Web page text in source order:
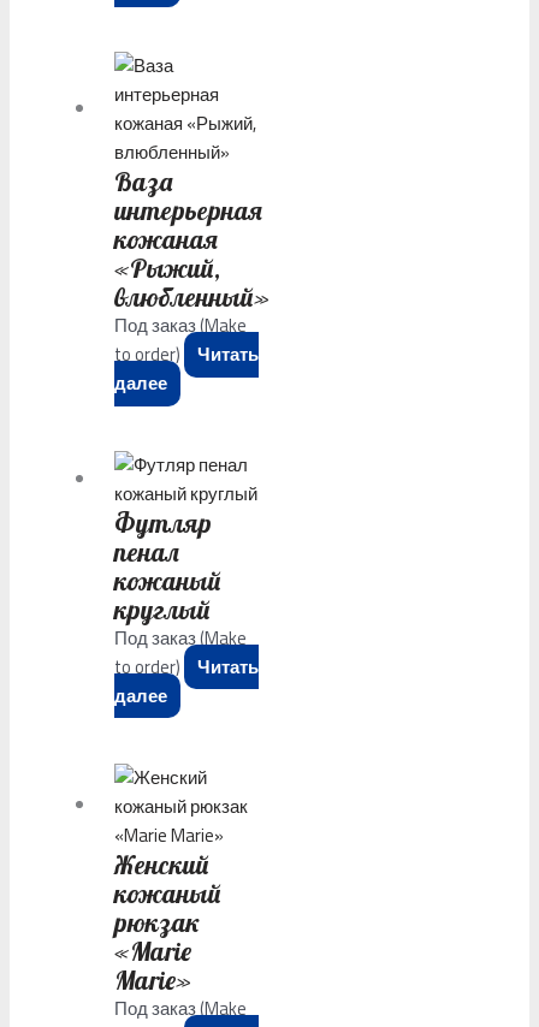
Ваза
интерьерная
кожаная
«Рыжий,
влюбленный»
Под заказ (Make
to order)
Читать
далее
Футляр
пенал
кожаный
круглый
Под заказ (Make
to order)
Читать
далее
Женский
кожаный
рюкзак
«Marie
Marie»
Под заказ (Make